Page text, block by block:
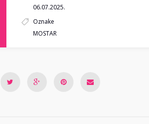
06.07.2025.
Oznake
MOSTAR